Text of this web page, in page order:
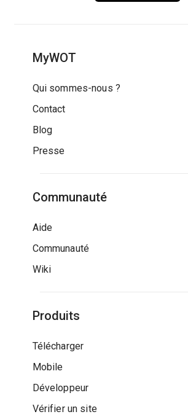
MyWOT
Qui sommes-nous ?
Contact
Blog
Presse
Communauté
Aide
Communauté
Wiki
Produits
Télécharger
Mobile
Développeur
Vérifier un site